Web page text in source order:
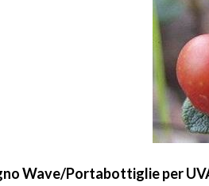
Wave/Portabottiglie per